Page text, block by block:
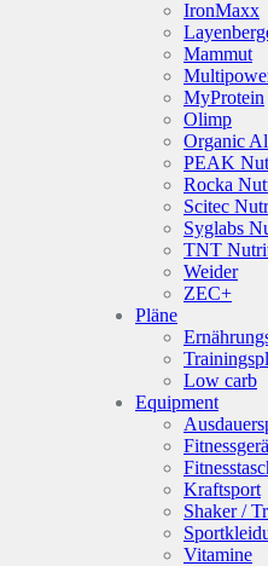
IronMaxx
Mammut
MyProtein
Olimp
Organic
PEAK
Rocka
Scitec
Syglabs
TNT
Weider
ZEC+
Pläne
Low carb
Equipment
Kraftsport
Shaker /
Vitamine